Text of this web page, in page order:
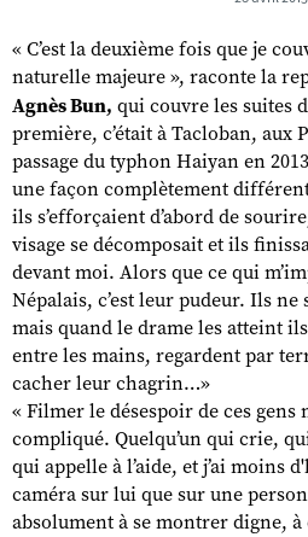
« C’est la deuxième fois que je
naturelle majeure », raconte la
Agnès Bun, qui couvre les suites
première, c’était à Tacloban, aux
passage du typhon Haiyan en
une façon complètement
ils s’efforçaient d’abord de
visage se décomposait et ils
devant moi. Alors que ce qui
Népalais, c’est leur pudeur. Ils
mais quand le drame les atteint
entre les mains, regardent par
cacher leur chagrin…»
« Filmer le désespoir de ces gens
compliqué. Quelqu’un qui crie,
qui appelle à l’aide, et j’ai moins
caméra sur lui que sur une
absolument à se montrer digne,